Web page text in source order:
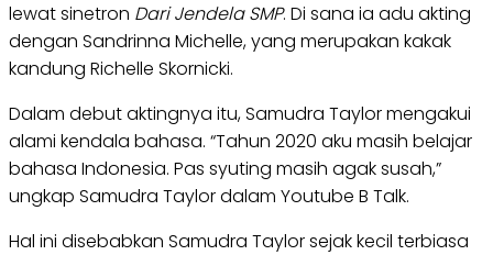
lewat sinetron Dari Jendela SMP. Di sana ia adu akting
dengan Sandrinna Michelle, yang merupakan kakak
kandung Richelle Skornicki.
Dalam debut aktingnya itu, Samudra Taylor mengakui
alami kendala bahasa. “Tahun 2020 aku masih belajar
bahasa Indonesia. Pas syuting masih agak susah,”
ungkap Samudra Taylor dalam Youtube B Talk.
Hal ini disebabkan Samudra Taylor sejak kecil terbiasa